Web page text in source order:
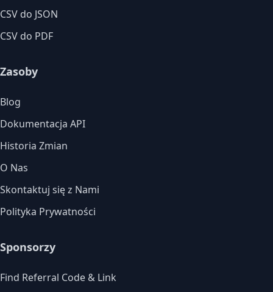
CSV do JSON
CSV do PDF
Zasoby
Blog
Dokumentacja API
Historia Zmian
O Nas
Skontaktuj się z Nami
Polityka Prywatności
Sponsorzy
Find Referral Code & Link